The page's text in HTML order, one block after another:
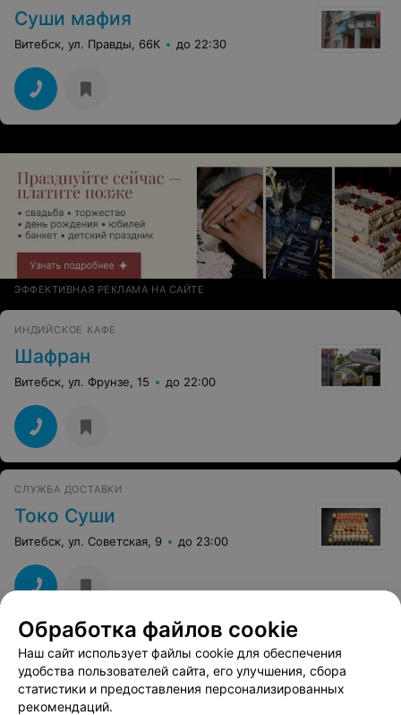
Суши мафия
Витебск, ул. Правды, 66К до 22:30
ЭФФЕКТИВНАЯ РЕКЛАМА НА САЙТЕ
ИНДИЙСКОЕ КАФЕ
Шафран
Витебск, ул. Фрунзе, 15 до 22:00
СЛУЖБА ДОСТАВКИ
Токо Суши
Витебск, ул. Советская, 9 до 23:00
Вам будет интересно
Обработка файлов cookie
Наш сайт использует файлы cookie для обеспечения
удобства пользователей сайта, его улучшения, сбора
статистики и предоставления персонализированных
рекомендаций.